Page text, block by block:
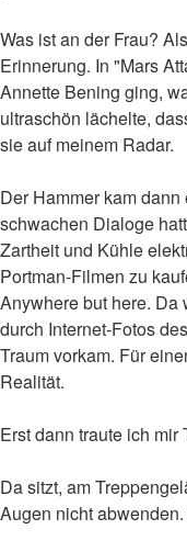
Was ist an der Frau?
Erinnerung. In "Mars
Annette Bening ging,
ultraschön lächelte,
sie auf meinem Radar.
Der Hammer kam
schwachen Dialoge
Zartheit und Kühle
Portman-Filmen zu
Anywhere but here. Da
durch Internet-Fotos
Traum vorkam. Für
Realität.
Erst dann traute ich
Da sitzt, am
Augen nicht